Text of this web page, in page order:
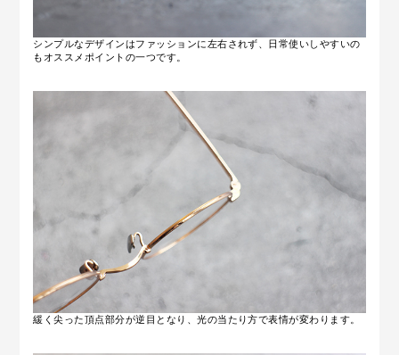
シンプルなデザインはファッションに左右されず、日常使いしやすいの
もオススメポイントの一つです。
緩く尖った頂点部分が逆目となり、光の当たり方で表情が変わります。